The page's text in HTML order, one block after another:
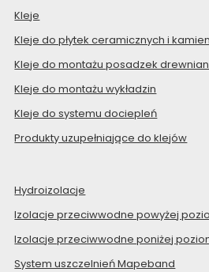
Kleje
Kleje do płytek ceramicznych i
Kleje do montażu posadzek
Kleje do montażu wykładzin
Kleje do systemu dociepleń
Produkty uzupełniające do klejów
Hydroizolacje
Izolacje przeciwwodne powyżej
Izolacje przeciwwodne poniżej
System uszczelnień Mapeband